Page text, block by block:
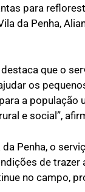
para
da Penha,
que o
os
a população
e social”,
Penha, o
de trazer
no campo,